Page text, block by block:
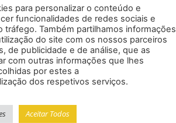
, Serviços Gráficos
sua empresa. Podemos imprimi-los
você deseja./*54745756836*/
para personalizar o conteúdo e
funcionalidades de redes sociais e
tráfego. Também partilhamos informações
do site com os nossos parceiros
de publicidade e de análise, que as
com outras informações que lhes
por estes a
dos respetivos serviços.
Aceitar Todos